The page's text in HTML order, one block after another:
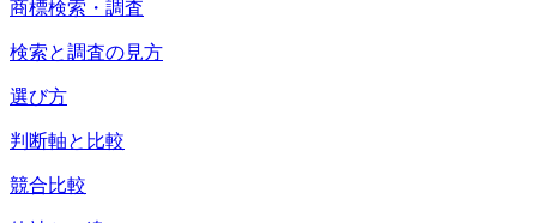
商標検索・調査
検索と調査の見方
選び方
判断軸と比較
競合比較